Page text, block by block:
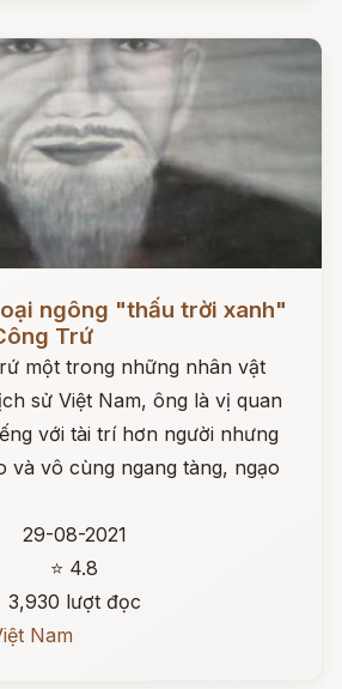
ngông "thấu trời xanh"
Trứ
một trong những nhân vật
sử Việt Nam, ông là vị quan
với tài trí hơn người nhưng
và vô cùng ngang tàng, ngạo
29-08-2021
⭐ 4.8
3,930 lượt đọc
Nam